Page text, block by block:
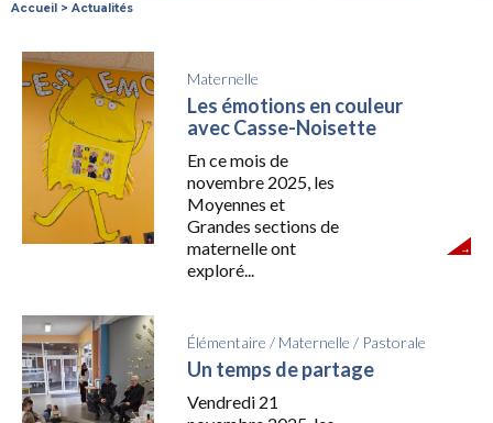
Accueil > Actualités
Maternelle
Les émotions en couleur
avec Casse-Noisette
En ce mois de
novembre 2025, les
Moyennes et
Grandes sections de
maternelle ont
exploré...
Élémentaire / Maternelle / Pastorale
Un temps de partage
Vendredi 21